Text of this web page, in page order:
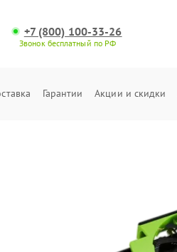
+7 (800) 100-33-26
Звонок бесплатный по РФ
Гарантии Акции и скидки